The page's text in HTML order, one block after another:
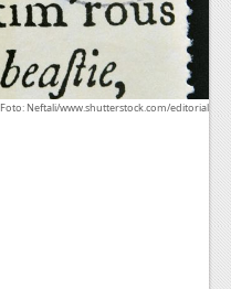
Foto: Neftali/www.shutterstock.com/editorial